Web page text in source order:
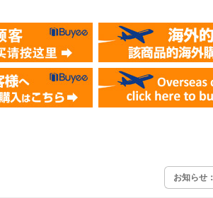
お知らせ：